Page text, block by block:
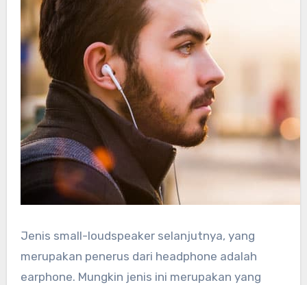
Jenis small-loudspeaker selanjutnya, yang
merupakan penerus dari headphone adalah
earphone. Mungkin jenis ini merupakan yang